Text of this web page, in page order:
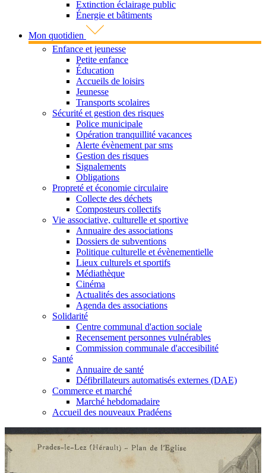
Extinction éclairage public
Énergie et bâtiments
Mon quotidien
Enfance et jeunesse
Petite enfance
Éducation
Accueils de loisirs
Jeunesse
Transports scolaires
Sécurité et gestion des risques
Police municipale
Opération tranquillité vacances
Alerte évènement par sms
Gestion des risques
Signalements
Obligations
Propreté et économie circulaire
Collecte des déchets
Composteurs collectifs
Vie associative, culturelle et sportive
Annuaire des associations
Dossiers de subventions
Politique culturelle et évènementielle
Lieux culturels et sportifs
Médiathèque
Cinéma
Actualités des associations
Agenda des associations
Solidarité
Centre communal d'action sociale
Recensement personnes vulnérables
Commission communale d'accesibilité
Santé
Annuaire de santé
Défibrillateurs automatisés externes (DAE)
Commerce et marché
Marché hebdomadaire
Accueil des nouveaux Pradéens